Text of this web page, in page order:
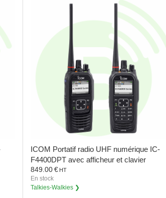
ICOM Portatif radio UHF numérique IC-
F4400DPT avec afficheur et clavier
(FLASH 12)
849.00 € HT
En stock
Talkies-Walkies